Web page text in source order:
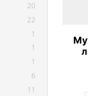
20
22
1
1
1
6
11